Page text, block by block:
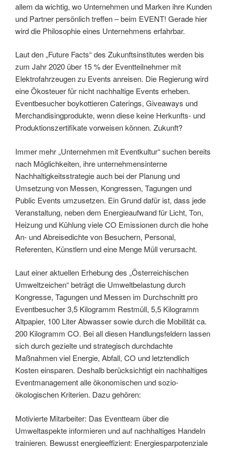
allem da wichtig, wo Unternehmen und Marken ihre Kunden
und Partner persönlich treffen – beim EVENT! Gerade hier
wird die Philosophie eines Unternehmens erfahrbar.
Laut den „Future Facts“ des Zukunftsinstitutes werden bis
zum Jahr 2020 über 15 % der Eventteilnehmer mit
Elektrofahrzeugen zu Events anreisen. Die Regierung wird
eine Ökosteuer für nicht nachhaltige Events erheben.
Eventbesucher boykottieren Caterings, Giveaways und
Merchandisingprodukte, wenn diese keine Herkunfts- und
Produktionszertifikate vorweisen können. Zukunft?
Immer mehr „Unternehmen mit Eventkultur“ suchen bereits
nach Möglichkeiten, ihre unternehmensinterne
Nachhaltigkeitsstrategie auch bei der Planung und
Umsetzung von Messen, Kongressen, Tagungen und
Public Events umzusetzen. Ein Grund dafür ist, dass jede
Veranstaltung, neben dem Energieaufwand für Licht, Ton,
Heizung und Kühlung viele CO Emissionen durch die hohe
An- und Abreisedichte von Besuchern, Personal,
Referenten, Künstlern und eine Menge Müll verursacht.
Laut einer aktuellen Erhebung des „Österreichischen
Umweltzeichen“ beträgt die Umweltbelastung durch
Kongresse, Tagungen und Messen im Durchschnitt pro
Eventbesucher 3,5 Kilogramm Restmüll, 5,5 Kilogramm
Altpapier, 100 Liter Abwasser sowie durch die Mobilität ca.
200 Kilogramm CO. Bei all diesen Handlungsfeldern lassen
sich durch gezielte und strategisch durchdachte
Maßnahmen viel Energie, Abfall, CO und letztendlich
Kosten einsparen. Deshalb berücksichtigt ein nachhaltiges
Eventmanagement alle ökonomischen und sozio-
ökologischen Kriterien. Dazu gehören:
Motivierte Mitarbeiter: Das Eventteam über die
Umweltaspekte informieren und auf nachhaltiges Handeln
trainieren. Bewusst energieeffizient: Energiesparpotenziale